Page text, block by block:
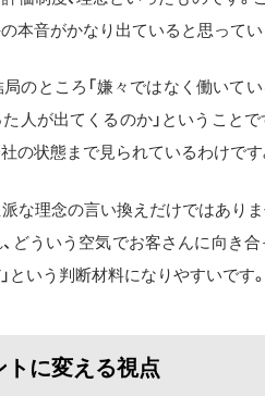
本音がかなり出ていると思ってい
のところ「嫌々ではなく働いて
人が出てくるのか」ということ
の状態まで見られているわけです
な理念の言い換えだけではあり
どういう空気でお客さんに向き
という判断材料になりやすいです。
に変える視点